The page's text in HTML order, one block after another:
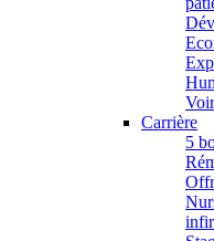
Carrière
5